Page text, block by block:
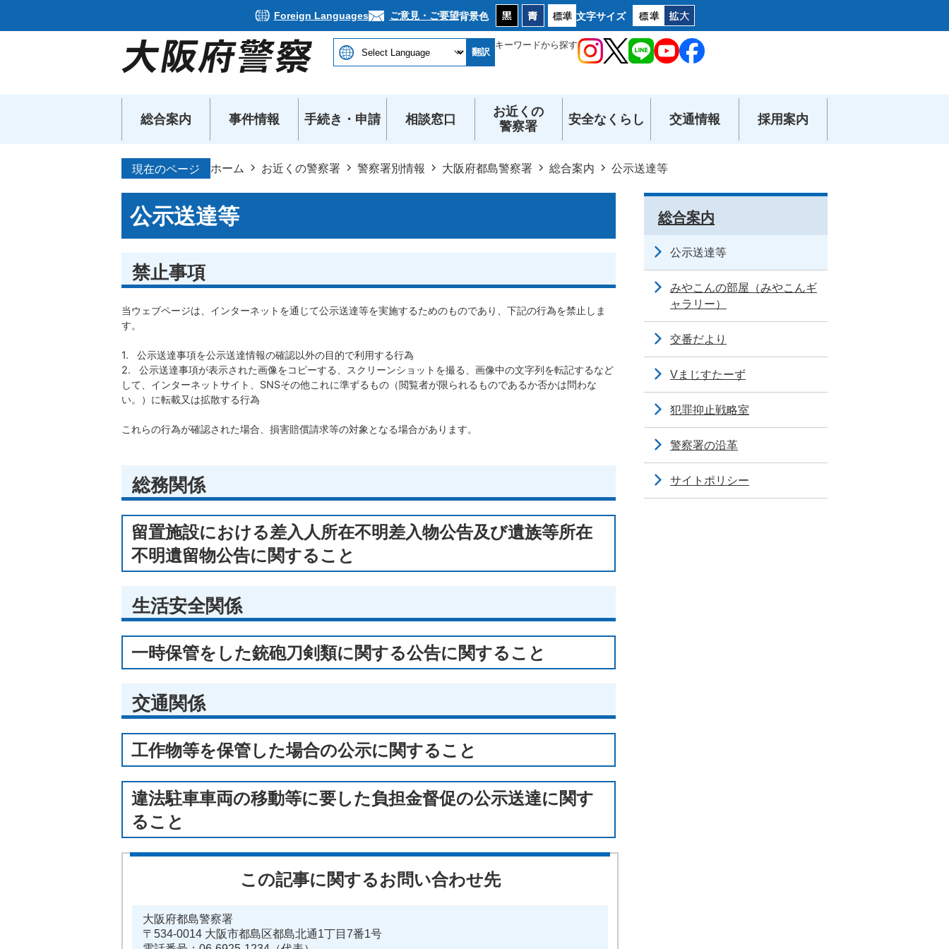
Foreign Languages ご意見・ご要望背景色 文字サイズ
翻訳
キーワードから探す
総合案内 事件情報 手続き・申請 相談窓口
お近くの
警察署
安全なくらし 交通情報 採用案内
現在のページ ホーム お近くの警察署 警察署別情報 大阪府都島警察署 総合案内 公示送達等
公示送達等
禁止事項
​​​​​​​当ウェブページは、インターネットを通じて公示送達等を実施するためのものであり、下記の行為を禁止しま
す。
1. 公示送達事項を公示送達情報の確認以外の目的で利用する行為
​​​​​​​2. 公示送達事項が表示された画像をコピーする、スクリーンショットを撮る、画像中の文字列を転記するなど
して、インターネットサイト、SNSその他これに準ずるもの（閲覧者が限られるものであるか否かは問わな
い。）に転載又は拡散する行為
これらの行為が確認された場合、損害賠償請求等の対象となる場合があります。
総務関係
留置施設における差入人所在不明差入物公告及び遺族等所在
不明遺留物公告に関すること
生活安全関係
一時保管をした銃砲刀剣類に関する公告に関すること
交通関係
工作物等を保管した場合の公示に関すること
違法駐車車両の移動等に要した負担金督促の公示送達に関す
ること
この記事に関するお問い合わせ先
大阪府都島警察署
〒534-0014 大阪市都島区都島北通1丁目7番1号
総合案内
公示送達等
みやこんの部屋（みやこんギ
ャラリー）
交番だより
Vまじすたーず
犯罪抑止戦略室
警察署の沿革
サイトポリシー